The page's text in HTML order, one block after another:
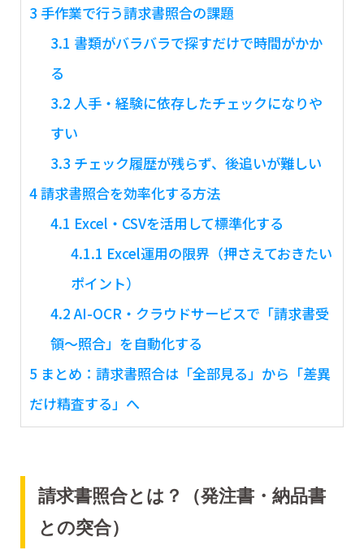
3 手作業で行う請求書照合の課題
3.1 書類がバラバラで探すだけで時間がかか
る
3.2 人手・経験に依存したチェックになりや
すい
3.3 チェック履歴が残らず、後追いが難しい
4請求書照合を効率化する方法
4.1 Excel・CSVを活用して標準化する
4.1.1 Excel運用の限界（押さえておきたい
ポイント）
4.2 AI-OCR・クラウドサービスで「請求書受
領〜照合」を自動化する
5 まとめ：請求書照合は「全部見る」から「差異
だけ精査する」へ
請求書照合とは？（発注書・納品書
との突合）